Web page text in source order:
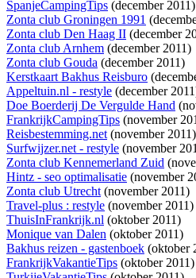
SpanjeCampingTips (december 2011)
Zonta club Groningen 1991
Zonta club Den Haag II (december
Zonta club Arnhem (december 2011)
Zonta club Gouda (december 2011)
Kerstkaart Bakhus Reisburo
Appeltuin.nl - restyle (december
Doe Boerderij De Vergulde Hand
FrankrijkCampingTips (november
Reisbestemming.net(november 2011)
Surfwijzer.net - restyle (november
Zonta club Kennemerland Zuid
Hintz - seo optimalisatie (november
Zonta club Utrecht(november 2011)
Travel-plus : restyle (november 2011)
ThuisInFrankrijk.nl (oktober 2011)
Monique van Dalen (oktober 2011)
Bakhus reizen - gastenboek (oktober
FrankrijkVakantieTips (oktober 2011)